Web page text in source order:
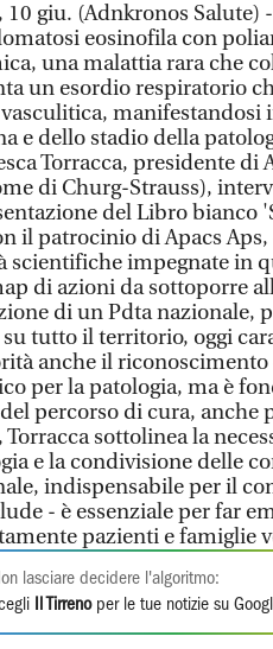
10 giu. (Adnkronos
eosinofila con
una malattia rara che
un esordio respiratorio
manifestandosi
e dello stadio della
Torracca, presidente di
di Churg-Strauss),
del Libro bianco
il patrocinio di Apacs
scientifiche impegnate in
di azioni da sottoporre
di un Pdta nazionale,
su tutto il territorio, oggi
anche il
per la patologia, ma è
percorso di cura, anche
sottolinea la
e la condivisione delle
indispensabile per il
- è essenziale per far
pazienti e famiglie
lasciare decidere l'algoritmo:
Il Tirrenoper le tue notizie su